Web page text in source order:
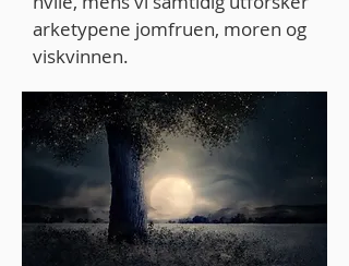
arketypene jomfruen, moren og
viskvinnen.